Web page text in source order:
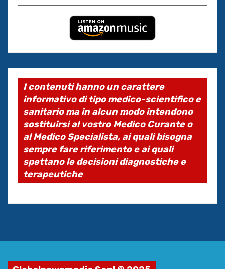
I contenuti hanno un carattere
informativo di tipo medico-scientifico e
sanitario ma in alcun modo intendono
sostituirsi al vostro Medico Curante o
al Medico Specialista, ai quali bisogna
sempre fare riferimento e ai quali
spettano le decisioni diagnostiche e
terapeutiche